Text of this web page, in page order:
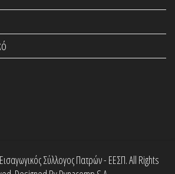
Σύλλογος Πατρών - ΕΕΣΠ. All Rights